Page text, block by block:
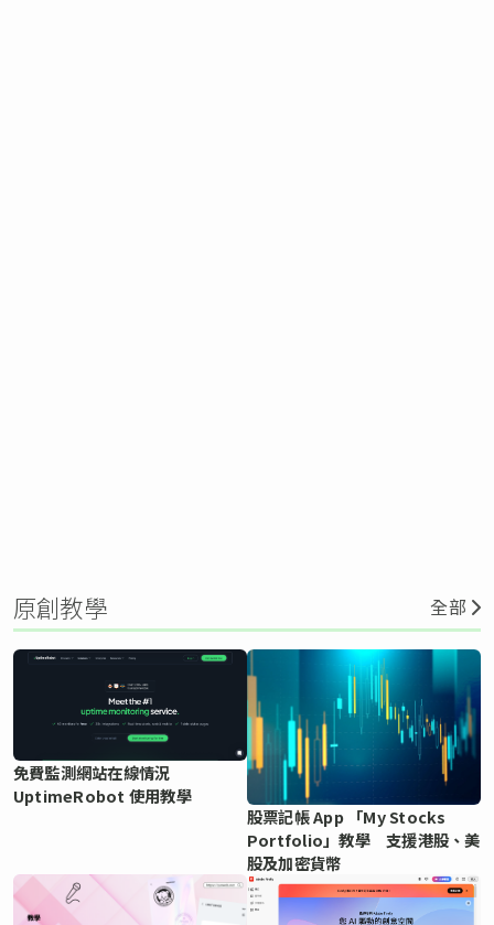
原創教學 全部
免費監測網站在線情況
UptimeRobot 使用教學
股票記帳 App 「My Stocks
Portfolio」教學 支援港股、美
股及加密貨幣